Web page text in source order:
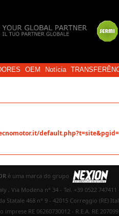
OEM Notícia
è uma marca do grupo
, Via Modena n° 34 - Tel. +39 0522 747411
Statale 468 n° 9 - 42015 Correggio (RE)
imprese RE 06260730012 - R.E.A. RE